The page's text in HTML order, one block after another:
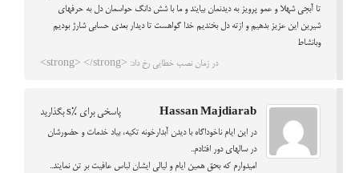
تا آبجی شهلا و عمو پرویز به دیدنمان بیایند و ما با شش دانگ حواسمان دل به حرفهای
شیرین این عزیز بدهیم و ازته دل بخندیم خدا گواهست تا دیدار بعدی حسابی شارژ بودیم
وبانشاط
در زمان نصب خطایی رخ داد: <strong> </strong>
Hassan Majdiarab پاسخی برای %s بگذارید
در این ایام ناخوداگاه با دیدن آبدارخونه تکیه، بیاد خدمات و حضورشان
در سالهای دور افتادم..
امیدوارم که بحق همین ایام و لیالی ایشان لباس عافیت بر تن نمایند..